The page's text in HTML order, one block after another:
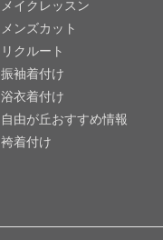
メイクレッスン
メンズカット
リクルート
振袖着付け
浴衣着付け
自由が丘おすすめ情報
袴着付け